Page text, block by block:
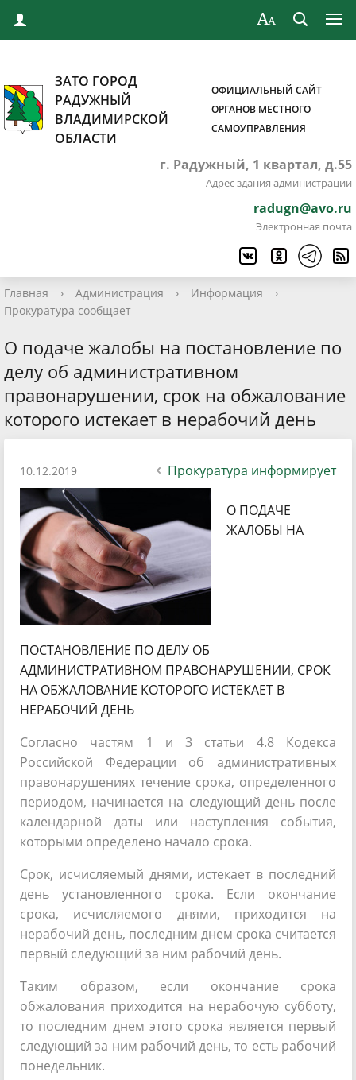
ЗАТО ГОРОД
РАДУЖНЫЙ
ВЛАДИМИРСКОЙ
ОБЛАСТИ
ОФИЦИАЛЬНЫЙ САЙТ
ОРГАНОВ МЕСТНОГО
САМОУПРАВЛЕНИЯ
г. Радужный, 1 квартал, д.55
Адрес здания администрации
radugn@avo.ru
Электронная почта
Главная › Администрация › Информация
›
Прокуратура сообщает
О подаче жалобы на постановление по
делу об административном
правонарушении, срок на обжалование
которого истекает в нерабочий день
10.12.2019 Прокуратура информирует
О ПОДАЧЕ
ЖАЛОБЫ НА
ПОСТАНОВЛЕНИЕ ПО ДЕЛУ ОБ
АДМИНИСТРАТИВНОМ ПРАВОНАРУШЕНИИ, СРОК
НА ОБЖАЛОВАНИЕ КОТОРОГО ИСТЕКАЕТ В
НЕРАБОЧИЙ ДЕНЬ
Согласно частям 1 и 3 статьи 4.8 Кодекса
Российской Федерации об административных
правонарушениях течение срока, определенного
периодом, начинается на следующий день после
календарной даты или наступления события,
которыми определено начало срока.
Срок, исчисляемый днями, истекает в последний
день установленного срока. Если окончание
срока, исчисляемого днями, приходится на
нерабочий день, последним днем срока считается
первый следующий за ним рабочий день.
Таким образом, если окончание срока
обжалования приходится на нерабочую субботу,
то последним днем этого срока является первый
следующий за ним рабочий день, то есть рабочий
понедельник.